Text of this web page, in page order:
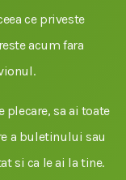
ce priveste
acum fara
sa ai toate
a buletinului sau
si ca le ai la tine.